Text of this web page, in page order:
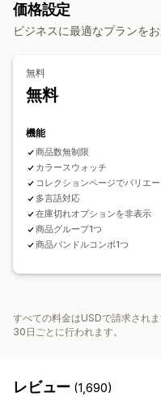
価格
在庫
在庫僅少アラート
よく合わせて買われている商
割引率によるディスカウント
価格設定
ビジネスに最適なプランをお
無料
無料
機能
商品数無制限
カラースウォッチ
コレクションページでバリエ
多言語対応
在庫切れオプションを非表示
商品グループ1つ
商品バンドルコンボ1つ
すべての料金はUSDで請求され
30日ごとに行われます。
レビュー (1,690)